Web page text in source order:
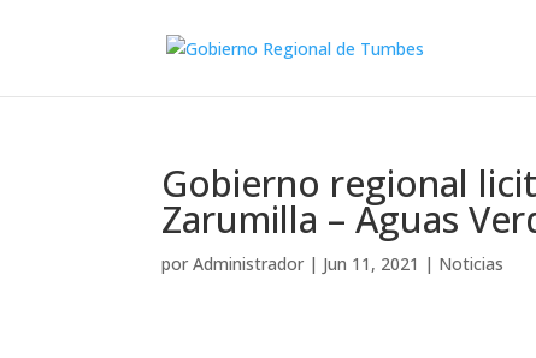
Gobierno regional
Zarumilla – Aguas
porAdministrador | Jun 11, 2021 | Noticias